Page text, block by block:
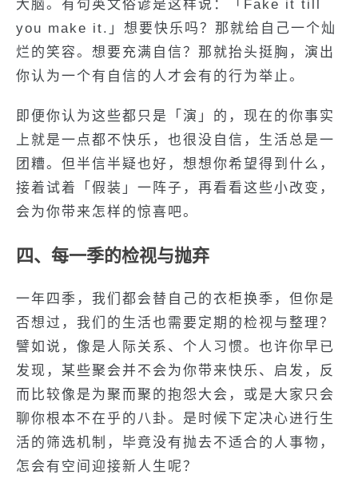
大脑。有句英文俗谚是这样说：「Fake it till
you make it.」想要快乐吗？那就给自己一个灿
烂的笑容。想要充满自信？那就抬头挺胸，演出
你认为一个有自信的人才会有的行为举止。
即便你认为这些都只是「演」的，现在的你事实
上就是一点都不快乐，也很没自信，生活总是一
团糟。但半信半疑也好，想想你希望得到什么，
接着试着「假装」一阵子，再看看这些小改变，
会为你带来怎样的惊喜吧。
四、每一季的检视与抛弃
一年四季，我们都会替自己的衣柜换季，但你是
否想过，我们的生活也需要定期的检视与整理？
譬如说，像是人际关系、个人习惯。也许你早已
发现，某些聚会并不会为你带来快乐、启发，反
而比较像是为聚而聚的抱怨大会，或是大家只会
聊你根本不在乎的八卦。是时候下定决心进行生
活的筛选机制，毕竟没有抛去不适合的人事物，
怎会有空间迎接新人生呢？